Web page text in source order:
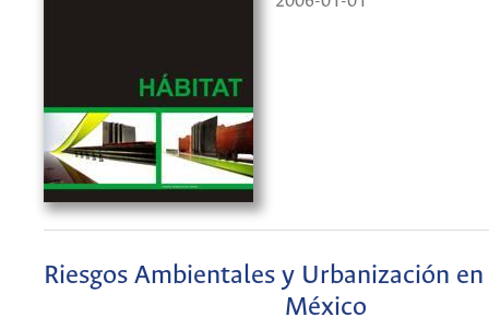
Riesgos Ambientales y Urbanización
México